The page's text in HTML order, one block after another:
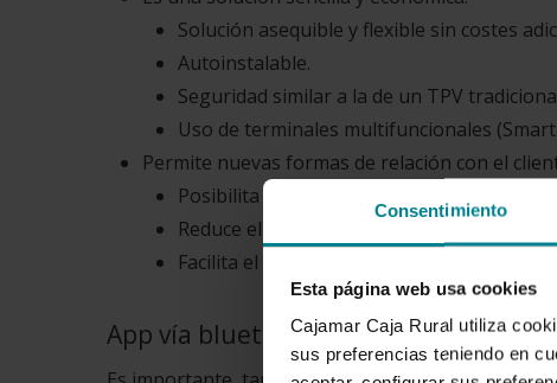
Consentimiento
Esta página web usa cookies
Cajamar Caja Rural utiliza
sus preferencias teniendo en
Solución asequible y flexible sin costes
Autoinstalable.
Seguridad similar a la de un TPV
Uso de terminales multifuncionales
Permite nuevas formas de relación con el
Posibilita nuevas fórmulas de relación con
Reduce el tiempo de espera en caja.
Facilita el cobro en cualquier lugar donde
App vía bluetooth